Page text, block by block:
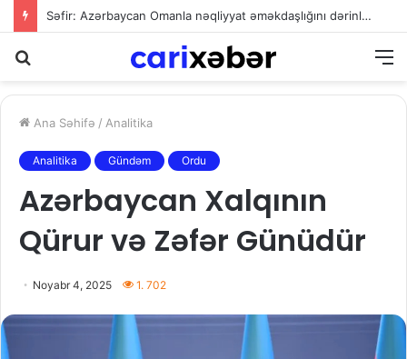
Səfir: Azərbaycan Omanla nəqliyyat əməkdaşlığını dərinləşdirməyə hazırdır
Ana Səhifə / Analitika
Analitika Gündəm Ordu
Azərbaycan Xalqının
Qürur və Zəfər Günüdür
Noyabr 4, 2025 1. 702